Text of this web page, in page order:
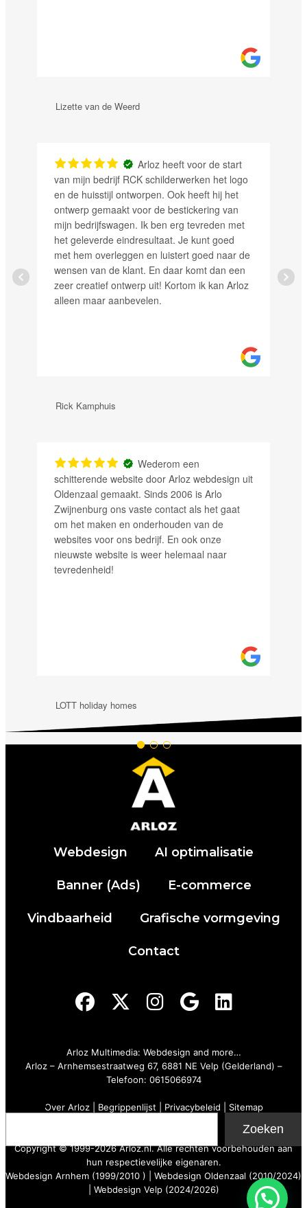
Lizette van de Weerd
Arloz heeft voor de start
van mijn bedrijf RCK schilderwerken het logo
en de huisstijl ontworpen. Ook heeft hij het
ontwerp gemaakt voor de bestickering van
mijn bedrijfswagen. Ik ben erg tevreden met
het geleverde eindresultaat. Je kunt goed
met hem overleggen en luistert goed naar de
wensen van de klant. En daar komt dan een
zeer creatief ontwerp uit! Kortom ik kan Arloz
alleen maar aanbevelen.
Rick Kamphuis
Wederom een
schitterende website door Arloz webdesign uit
Oldenzaal gemaakt. Sinds 2006 is Arlo
Zwijnenburg ons vaste contact als het gaat
om het maken en onderhouden van de
websites voor ons bedrijf. En ook onze
nieuwste website is weer helemaal naar
tevredenheid!
LOTT holiday homes
Webdesign AI optimalisatie
Banner (Ads) E-commerce
Vindbaarheid Grafische vormgeving
Contact
Arloz Multimedia: Webdesign and more…
Arloz– Arnhemsestraatweg 67, 6881 NE Velp (Gelderland) –
Telefoon: 0615066974
Over Arloz| Begrippenlijst Privacybeleid Sitemap
Zoeken
Zoeken
Copyright © 1999-2026 Arloz.nl. Alle rechten voorbehouden aan
hun respectievelijke eigenaren.
Webdesign Arnhem (1999/2010 ) | Webdesign Oldenzaal (2010/2024)
| Webdesign Velp (2024/2026)